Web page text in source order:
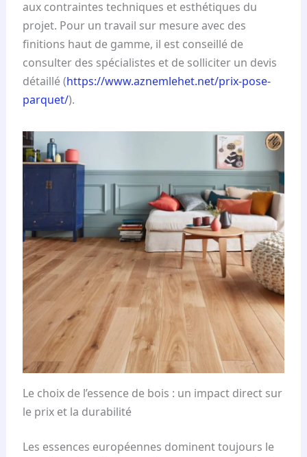
aux contraintes techniques et esthétiques du
projet. Pour un travail sur mesure avec des
finitions haut de gamme, il est conseillé de
consulter des spécialistes et de solliciter un devis
détaillé (https://www.aznemlehet.net/prix-pose-
parquet/).
Le choix de l’essence de bois : un impact direct sur
le prix et la durabilité
Les essences européennes dominent toujours le